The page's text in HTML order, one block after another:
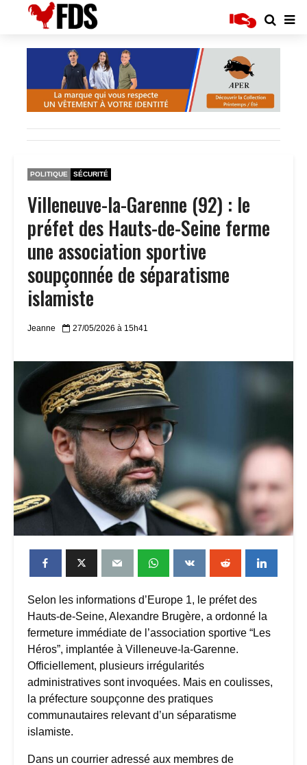
POLITIQUE SÉCURITÉ
Villeneuve-la-Garenne (92) : le
préfet des Hauts-de-Seine ferme
une association sportive
soupçonnée de séparatisme
islamiste
Jeanne 27/05/2026 à 15h41
Selon les informations d’Europe 1, le préfet des
Hauts-de-Seine, Alexandre Brugère, a ordonné la
fermeture immédiate de l’association sportive “Les
Héros”, implantée à Villeneuve-la-Garenne.
Officiellement, plusieurs irrégularités
administratives sont invoquées. Mais en coulisses,
la préfecture soupçonne des pratiques
communautaires relevant d’un séparatisme
islamiste.
Dans un courrier adressé aux membres de